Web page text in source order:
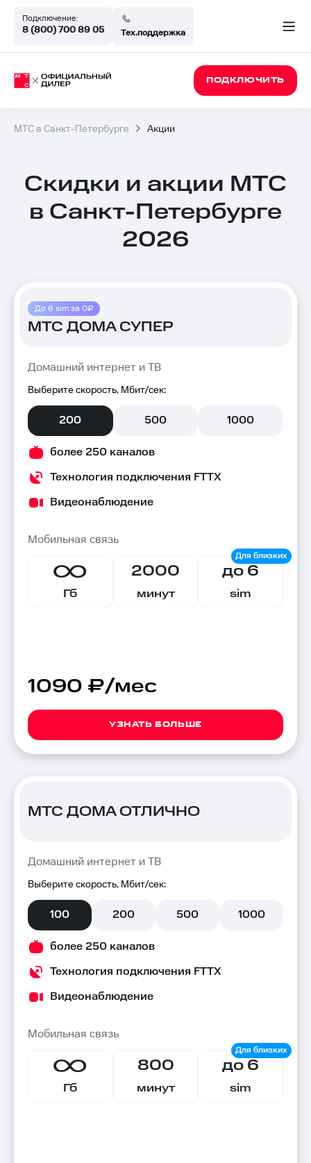
Подключение:
8 (800) 700 89 05 Тех.поддержка
ПОДКЛЮЧИТЬ
МТС в Санкт-Петербурге Акции
Скидки и акции МТС
в Санкт-Петербурге
2026
Хиты
продаж
До 6 sim за 0₽
МТС ДОМА СУПЕР
Домашний интернет и ТВ
Выберите скорость, Мбит/сек:
200 500 1000
более 250 каналов
Технология подключения FTTX
Видеонаблюдение
Мобильная связь
Гб
2000
минут
до 6
sim
1090 ₽/мес
УЗНАТЬ БОЛЬШЕ
МТС ДОМА ОТЛИЧНО
Домашний интернет и ТВ
Выберите скорость, Мбит/сек:
100 200 500 1000
более 250 каналов
Технология подключения FTTX
Видеонаблюдение
Мобильная связь
Гб
800
минут
до 6
sim